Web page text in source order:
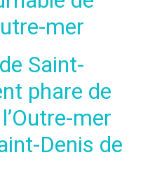
mer
Saint-
phare de
mer
Denis de